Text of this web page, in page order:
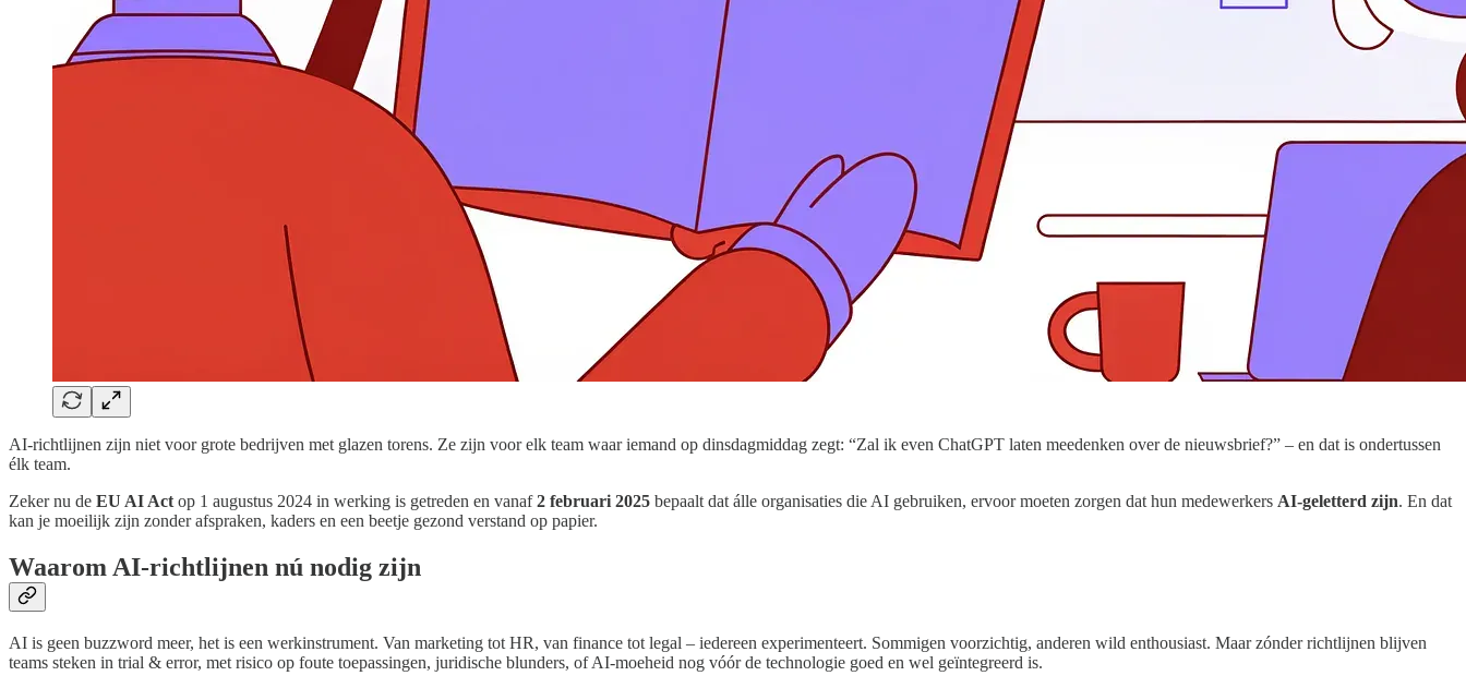
AI-richtlijnen zijn niet voor grote bedrijven met glazen torens. Ze zijn voor elk team waar iemand op dinsdagmiddag zegt: “Zal ik even ChatGPT laten meedenken over de nieuwsbrief?” – en dat is ondertussen
élk team.
Zeker nu de EU AI Act op 1 augustus 2024 in werking is getreden en vanaf2 februari 2025 bepaalt dat álle organisaties die AI gebruiken, ervoor moeten zorgen dat hun medewerkers AI-geletterd zijn. En dat
kan je moeilijk zijn zonder afspraken, kaders en een beetje gezond verstand op papier.
Waarom AI-richtlijnen nú nodig zijn
AI is geen buzzword meer, het is een werkinstrument. Van marketing tot HR, van finance tot legal – iedereen experimenteert. Sommigen voorzichtig, anderen wild enthousiast. Maar zónder richtlijnen blijven
teams steken in trial & error, met risico op foute toepassingen, juridische blunders, of AI-moeheid nog vóór de technologie goed en wel geïntegreerd is.